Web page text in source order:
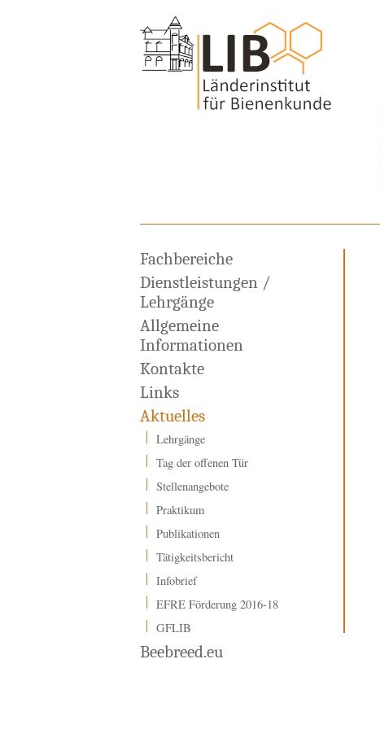
Fachbereiche
Dienstleistungen /
Lehrgänge
Allgemeine
Informationen
Kontakte
Links
Aktuelles
Lehrgänge
Tag der offenen Tür
Stellenangebote
Praktikum
Publikationen
Tätigkeitsbericht
Infobrief
EFRE Förderung 2016-18
GFLIB
Beebreed.eu